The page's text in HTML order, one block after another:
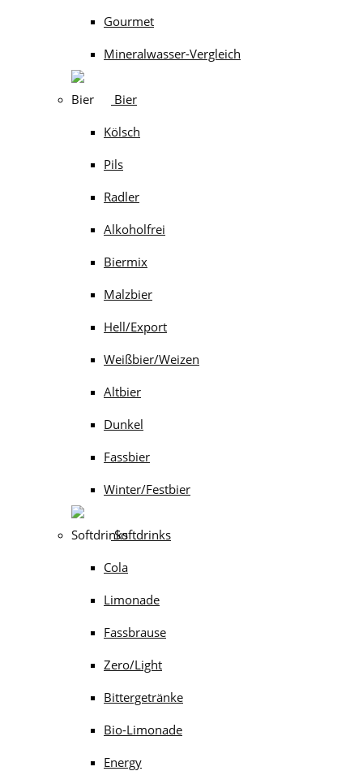
Gourmet
Mineralwasser-Vergleich
Bier
Kölsch
Pils
Radler
Alkoholfrei
Biermix
Malzbier
Hell/Export
Weißbier/Weizen
Altbier
Dunkel
Fassbier
Winter/Festbier
Softdrinks
Cola
Limonade
Fassbrause
Zero/Light
Bittergetränke
Bio-Limonade
Energy